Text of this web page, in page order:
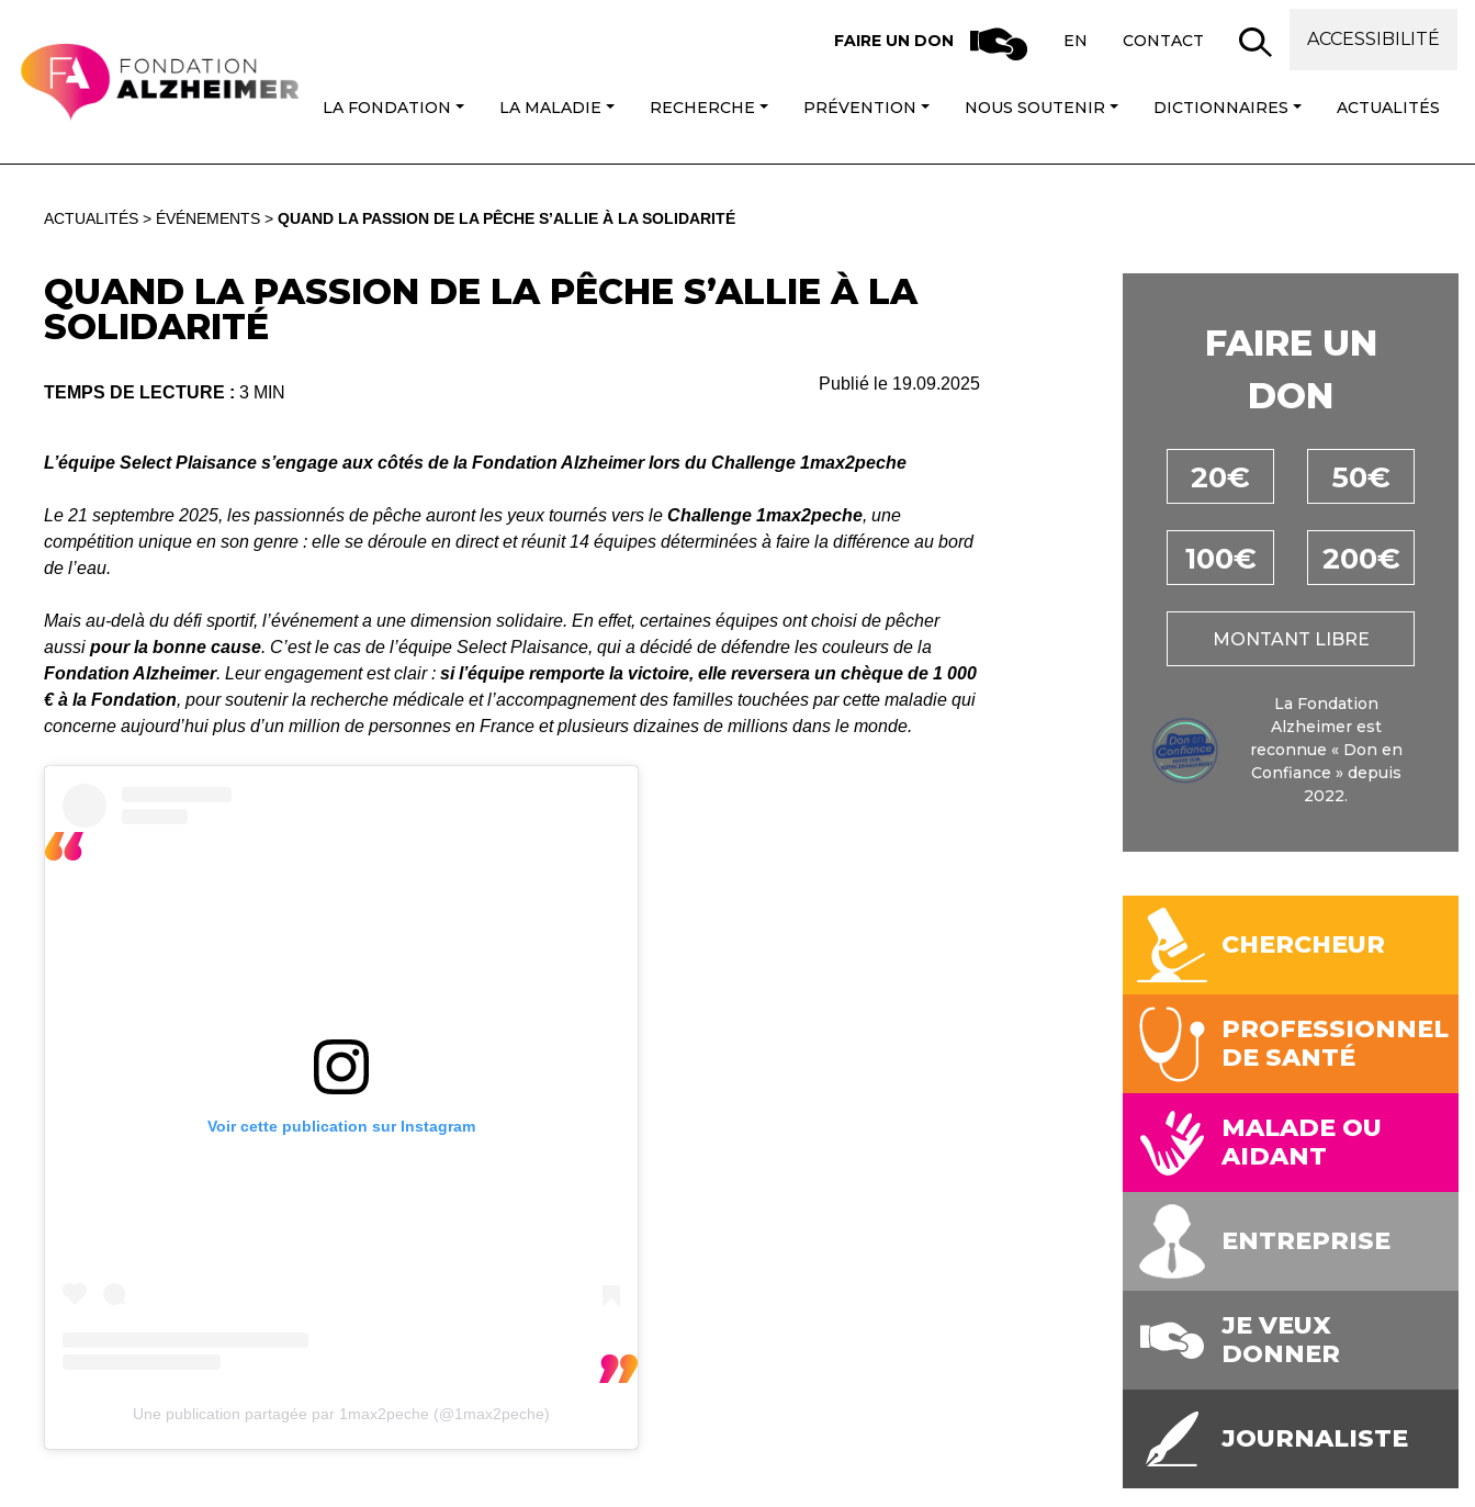
FAIRE UN DON EN CONTACT ACCESSIBILITÉ
LA FONDATION LA MALADIE RECHERCHE PRÉVENTION NOUS SOUTENIR DICTIONNAIRES ACTUALITÉS
ACTUALITÉS > ÉVÉNEMENTS > QUAND LA PASSION DE LA PÊCHE S’ALLIE À LA SOLIDARITÉ
QUAND LA PASSION DE LA PÊCHE S’ALLIE À LA
SOLIDARITÉ
TEMPS DE LECTURE : 3 MIN Publié le 19.09.2025
L’équipe Select Plaisance s’engage aux côtés de la Fondation Alzheimer lors du Challenge 1max2peche
Le 21 septembre 2025, les passionnés de pêche auront les yeux tournés vers le Challenge 1max2peche, une
compétition unique en son genre : elle se déroule en direct et réunit 14 équipes déterminées à faire la différence au bord
de l’eau.
Mais au-delà du défi sportif, l’événement a une dimension solidaire. En effet, certaines équipes ont choisi de pêcher
aussi pour la bonne cause. C’est le cas de l’équipe Select Plaisance, qui a décidé de défendre les couleurs de la
Fondation Alzheimer. Leur engagement est clair : si l’équipe remporte la victoire, elle reversera un chèque de 1 000
€ à la Fondation, pour soutenir la recherche médicale et l’accompagnement des familles touchées par cette maladie qui
concerne aujourd’hui plus d’un million de personnes en France et plusieurs dizaines de millions dans le monde.
Voir cette publication sur Instagram
Une publication partagée par 1max2peche (@1max2peche)
FAIRE UN
DON
20€ 50€
100€ 200€
MONTANT LIBRE
La Fondation
Alzheimer est
reconnue « Don en
Confiance » depuis
2022.
CHERCHEUR
PROFESSIONNEL
DE SANTÉ
MALADE OU
AIDANT
ENTREPRISE
JE VEUX
DONNER
JOURNALISTE